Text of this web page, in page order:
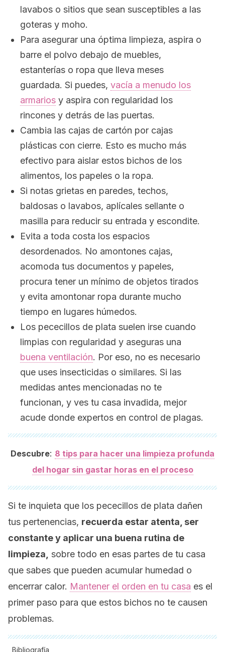
lavabos o sitios que sean susceptibles a las
goteras y moho.
Para asegurar una óptima limpieza, aspira o
barre el polvo debajo de muebles,
estanterías o ropa que lleva meses
guardada. Si puedes, vacía a menudo los
armarios y aspira con regularidad los
rincones y detrás de las puertas.
Cambia las cajas de cartón por cajas
plásticas con cierre. Esto es mucho más
efectivo para aislar estos bichos de los
alimentos, los papeles o la ropa.
Si notas grietas en paredes, techos,
baldosas o lavabos, aplícales sellante o
masilla para reducir su entrada y escondite.
Evita a toda costa los espacios
desordenados. No amontones cajas,
acomoda tus documentos y papeles,
procura tener un mínimo de objetos tirados
y evita amontonar ropa durante mucho
tiempo en lugares húmedos.
Los pececillos de plata suelen irse cuando
limpias con regularidad y aseguras una
buena ventilación. Por eso, no es necesario
que uses insecticidas o similares. Si las
medidas antes mencionadas no te
funcionan, y ves tu casa invadida, mejor
acude donde expertos en control de plagas.
Descubre: 8 tips para hacer una limpieza profunda
del hogar sin gastar horas en el proceso
Si te inquieta que los pececillos de plata dañen
tus pertenencias, recuerda estar atenta, ser
constante y aplicar una buena rutina de
limpieza, sobre todo en esas partes de tu casa
que sabes que pueden acumular humedad o
encerrar calor. Mantener el orden en tu casa es el
primer paso para que estos bichos no te causen
problemas.
Bibliografía